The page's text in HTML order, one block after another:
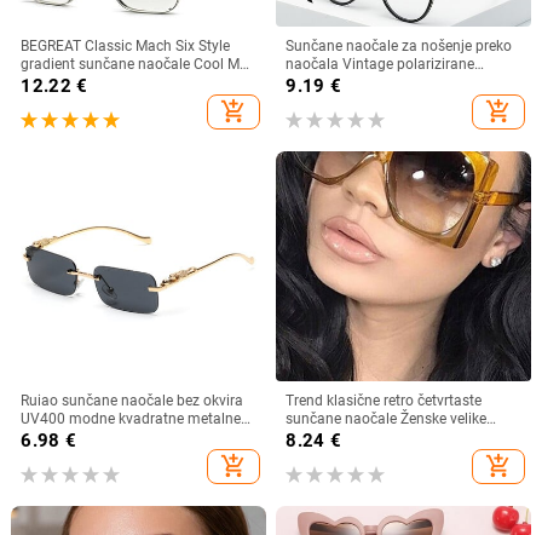
BEGREAT Classic Mach Six Style
gradient sunčane naočale Cool Men
Vintage Brand Design Sunčane
naočale Lentes očki sunčanye
ženskie
12.22 €
add_shopping_cart
Sunčane naočale za nošenje preko
naočala Vintage polarizirane
sunčane naočale za muškarce i
žene, kratkovidnost, dalekovidnost,
sjenila za vožnju na otvorenom
9.19 €
add_shopping_cart
Ruiao sunčane naočale bez okvira
UV400 modne kvadratne metalne
naočale za muškarce žene
dizajnerske muške marke sunčane
naočale za van
6.98 €
add_shopping_cart
Trend klasične retro četvrtaste
sunčane naočale Ženske velike
sunčane naočale Ženske/muške
retro sunčane naočale Lentes De
Sol Mujer
8.24 €
add_shopping_cart